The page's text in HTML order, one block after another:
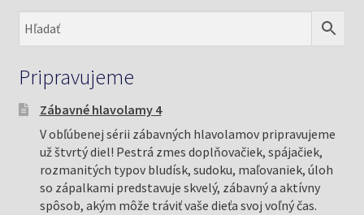
Pripravujeme
Zábavné hlavolamy 4
V obľúbenej sérii zábavných hlavolamov pripravujeme
už štvrtý diel! Pestrá zmes doplňovačiek, spájačiek,
rozmanitých typov bludísk, sudoku, maľovaniek, úloh
so zápalkami predstavuje skvelý, zábavný a aktívny
spôsob, akým môže tráviť vaše dieťa svoj voľný čas.